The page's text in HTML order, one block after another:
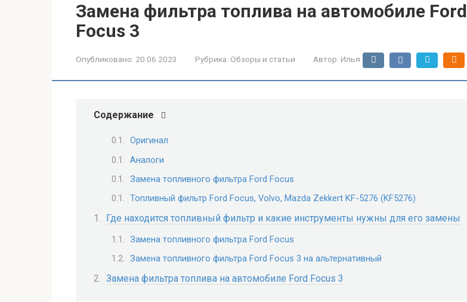
Замена фильтра топлива на автомобиле Ford
Focus 3
Опубликовано: 20.06.2023 Рубрика: Обзоры и статьи Автор: Илья
Содержание
Оригинал
Аналоги
Замена топливного фильтра Ford Focus
Топливный фильтр Ford Focus, Volvo, Mazda Zekkert KF-5276 (KF5276)
Где находится топливный фильтр и какие инструменты нужны для его замены
Замена топливного фильтра Ford Focus
Замена топливного фильтра Ford Focus 3 на альтернативный
Замена фильтра топлива на автомобиле Ford Focus 3